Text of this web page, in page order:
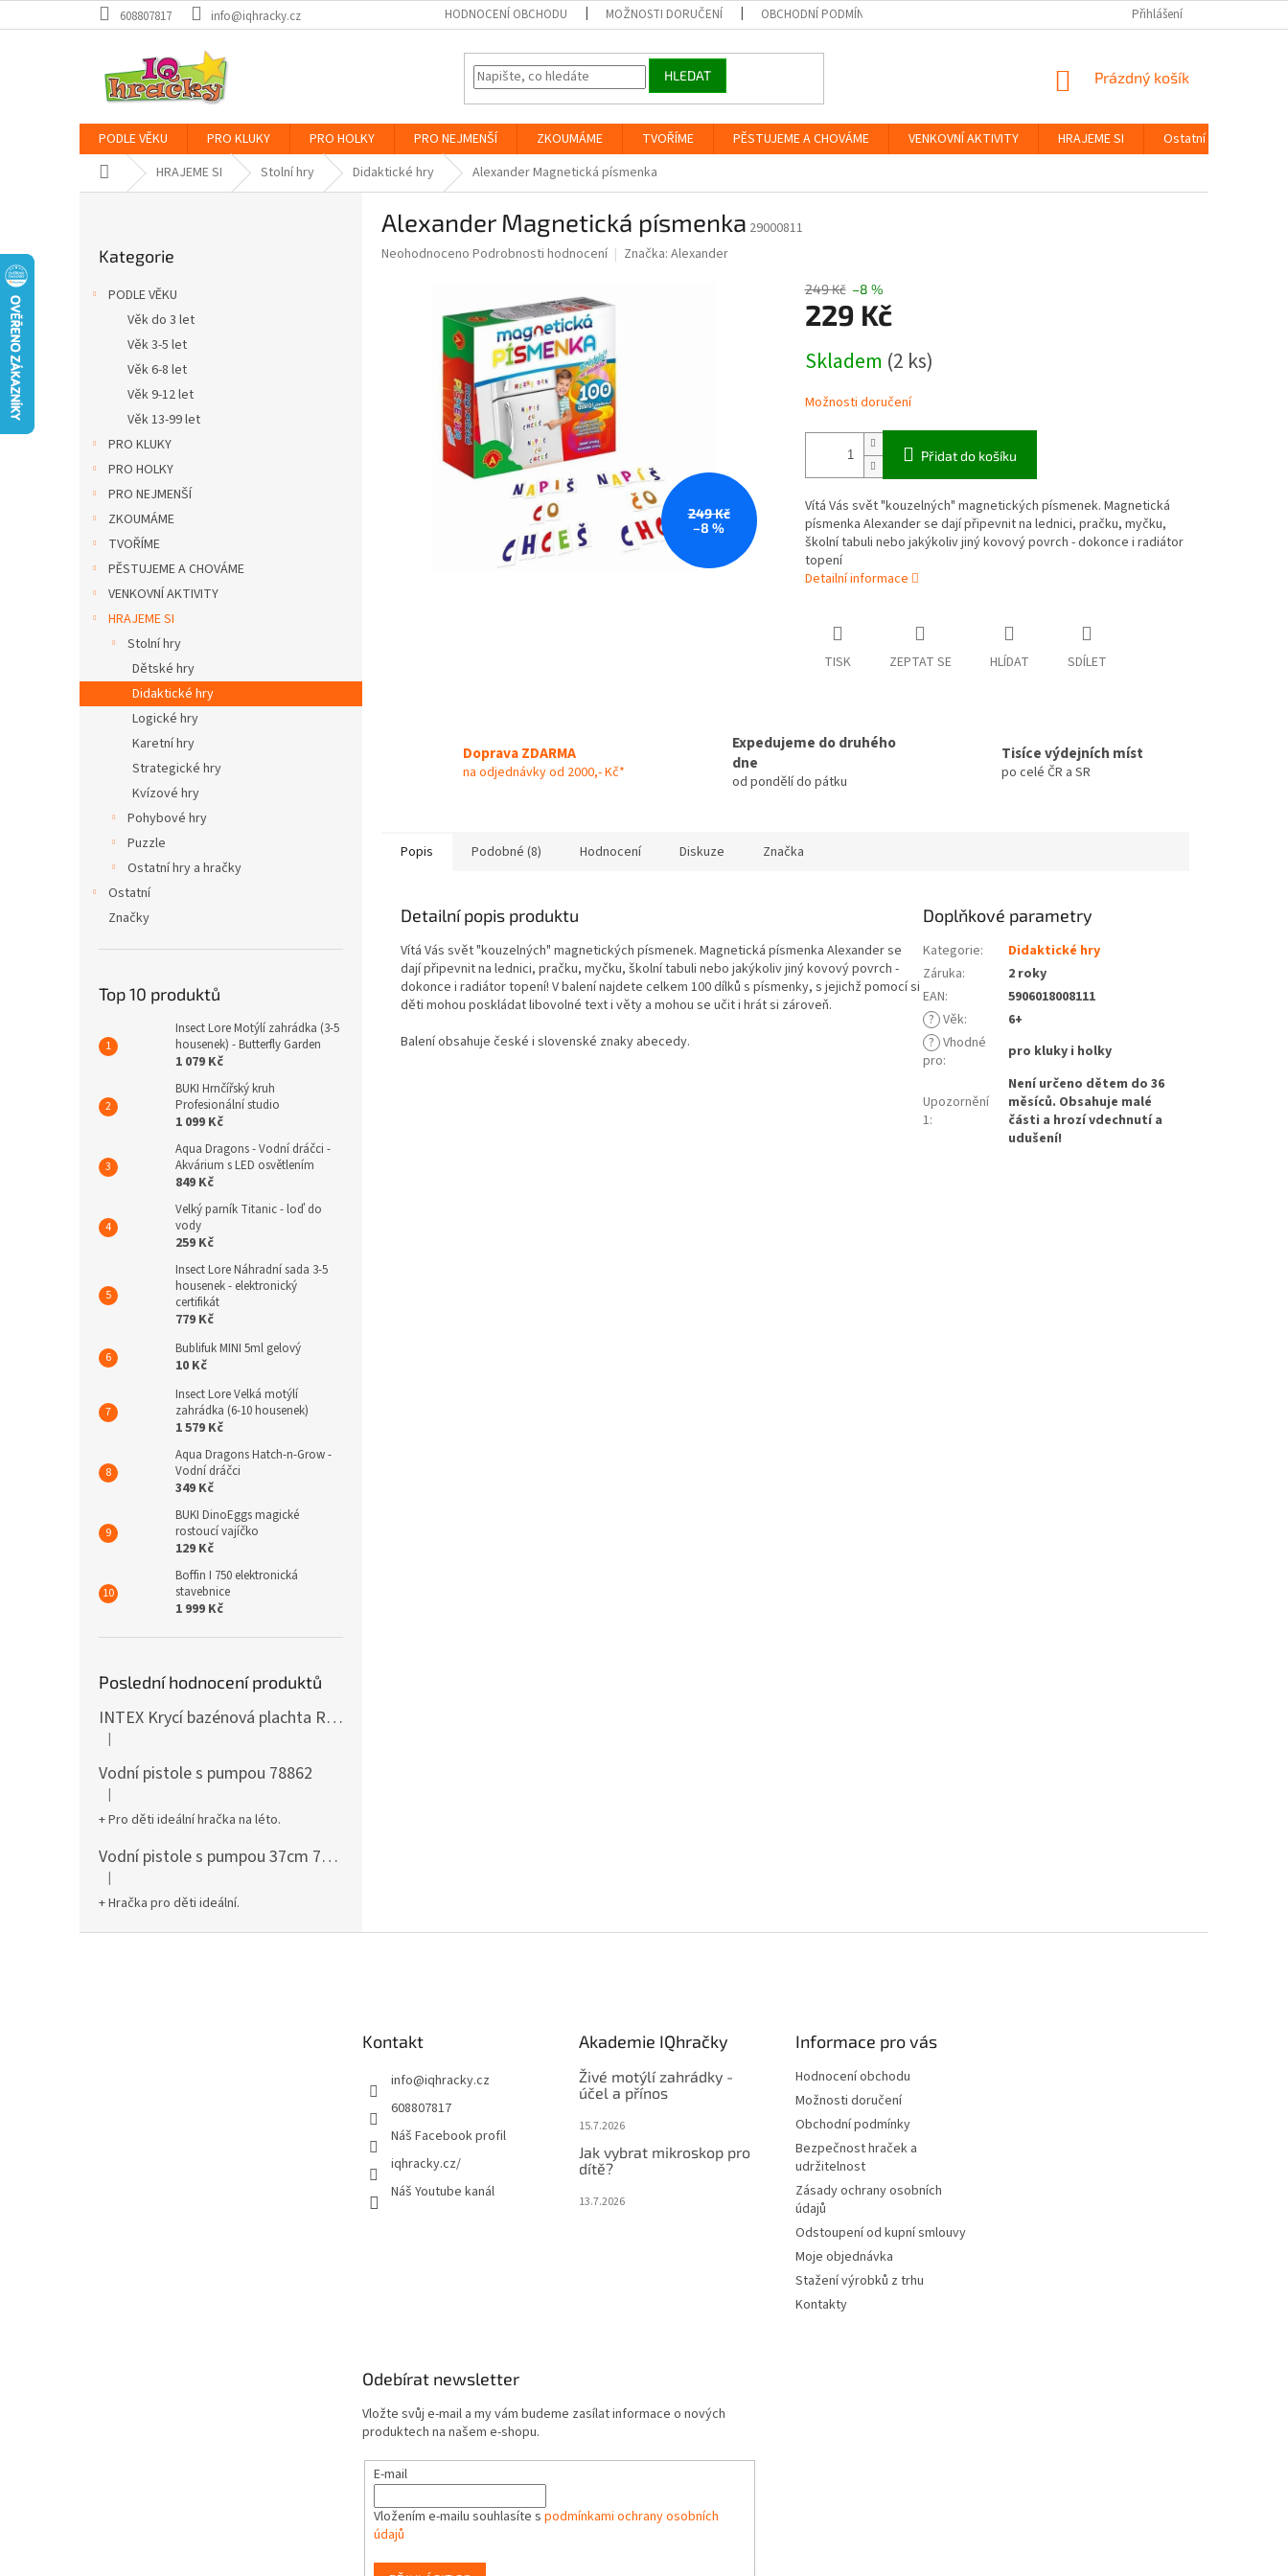
na
608807817 info@iqhracky.cz HODNOCENÍ OBCHODU MOŽNOSTI DORUČENÍ OBCHODNÍ PODMÍNKY ZÁSADY OCHRANY
Přihlášení
HLEDAT
NÁKUPNÍ
Prázdný košík
PODLE VĚKU PRO KLUKY PRO HOLKY PRO NEJMENŠÍ ZKOUMÁME TVOŘÍME PĚSTUJEME A CHOVÁME VENKOVNÍ AKTIVITY HRAJEME SI Ostatní
Domů HRAJEME SI Stolní hry Didaktické hry Alexander Magnetická písmenka
kategorie
Kategorie
PODLE VĚKU
Věk do 3 let
Věk 3-5 let
Věk 6-8 let
Věk 9-12 let
Věk 13-99 let
PRO KLUKY
PRO HOLKY
PRO NEJMENŠÍ
ZKOUMÁME
TVOŘÍME
PĚSTUJEME A CHOVÁME
VENKOVNÍ AKTIVITY
HRAJEME SI
Stolní hry
Dětské hry
Didaktické hry
Logické hry
Karetní hry
Strategické hry
Kvízové hry
Pohybové hry
Puzzle
Ostatní hry a hračky
Ostatní
Značky
Top 10 produktů
Insect Lore Motýlí zahrádka (3-5
housenek) - Butterfly Garden
1 079 Kč
BUKI Hrnčířský kruh
Profesionální studio
1 099 Kč
Aqua Dragons - Vodní dráčci -
Akvárium s LED osvětlením
849 Kč
Velký parník Titanic - loď do
vody
259 Kč
Insect Lore Náhradní sada 3-5
housenek - elektronický
certifikát
779 Kč
Bublifuk MINI 5ml gelový
10 Kč
Insect Lore Velká motýlí
zahrádka (6-10 housenek)
1 579 Kč
Aqua Dragons Hatch-n-Grow -
Vodní dráčci
349 Kč
BUKI DinoEggs magické
rostoucí vajíčko
129 Kč
Boffin I 750 elektronická
stavebnice
1 999 Kč
Poslední hodnocení produktů
INTEX Krycí bazénová plachta Round 305cm 28030
Hodnocení produktu je 5 z 5 hvězdiček.
|
Vodní pistole s pumpou 78862
Hodnocení produktu je 5 z 5 hvězdiček.
|
+ Pro děti ideální hračka na léto.
Vodní pistole s pumpou 37cm 78961
Hodnocení produktu je 5 z 5 hvězdiček.
|
+ Hračka pro děti ideální.
Alexander Magnetická písmenka 29000811
Průměrné
Neohodnoceno Podrobnosti hodnocení Značka: Alexander
249 Kč
–8 %
249 Kč –8 %
229 Kč
cena:
Skladem (2 ks)
Možnosti doručení
Přidat do košíku
Vítá Vás svět "kouzelných" magnetických písmenek. Magnetická
písmenka Alexander se dají připevnit na lednici, pračku, myčku,
školní tabuli nebo jakýkoliv jiný kovový povrch - dokonce i radiátor
topení
Detailní informace
TISK ZEPTAT SE HLÍDAT SDÍLET
Doprava ZDARMA
na odjednávky od 2000,- Kč*
Expedujeme do druhého
dne
od pondělí do pátku
Tisíce výdejních míst
po celé ČR a SR
Popis Podobné (8) Hodnocení Diskuze Značka
Detailní popis produktu
Vítá Vás svět "kouzelných" magnetických písmenek. Magnetická písmenka Alexander se
dají připevnit na lednici, pračku, myčku, školní tabuli nebo jakýkoliv jiný kovový povrch -
dokonce i radiátor topení! V balení najdete celkem 100 dílků s písmenky, s jejichž pomocí si
děti mohou poskládat libovolné text i věty a mohou se učit i hrát si zároveň.
Balení obsahuje české i slovenské znaky abecedy.
Doplňkové parametry
Kategorie:
Didaktické hry
Záruka:
2 roky
EAN:
5906018008111
? Věk:
6+
? Vhodné
pro: pro kluky i holky
Upozornění
1:
Není určeno dětem do 36
měsíců. Obsahuje malé
části a hrozí vdechnutí a
udušení!
Kontakt
info@iqhracky.cz
608807817
Náš Facebook profil
iqhracky.cz/
Náš Youtube kanál
Akademie IQhračky
Živé motýlí zahrádky -
účel a přínos
15.7.2026
Jak vybrat mikroskop pro
dítě?
13.7.2026
Informace pro vás
Hodnocení obchodu
Možnosti doručení
Obchodní podmínky
Bezpečnost hraček a
udržitelnost
Zásady ochrany osobních
údajů
Odstoupení od kupní smlouvy
Moje objednávka
Stažení výrobků z trhu
Kontakty
Odebírat newsletter
Vložte svůj e-mail a my vám budeme zasílat informace o nových
produktech na našem e-shopu.
E-mail
Vložením e-mailu souhlasíte s podmínkami ochrany osobních
údajů